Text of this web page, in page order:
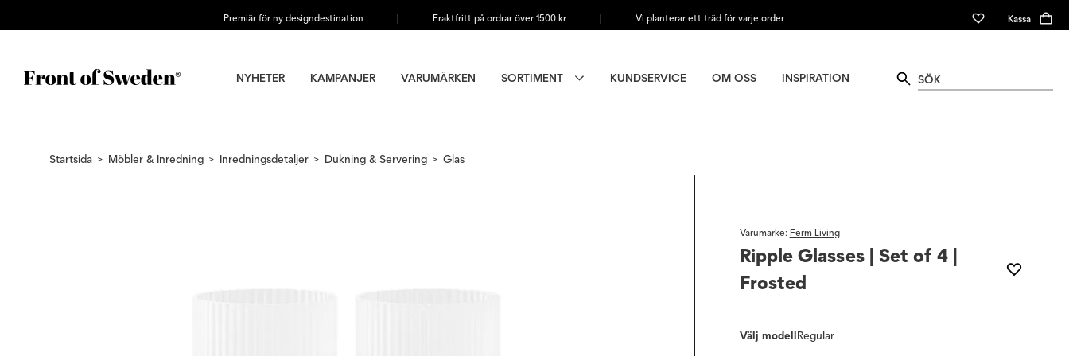
Premiär för ny designdestination | Fraktfritt på ordrar över 1500 kr | Vi planterar ett träd för varje order Kassa
NYHETER KAMPANJER VARUMÄRKEN SORTIMENT KUNDSERVICE OM OSS INSPIRATION
Startsida Möbler & Inredning Inredningsdetaljer Dukning & Servering Glas
Ripple Glasses | Set of 4 |
Frosted
Varumärke: Ferm Living
Välj modell Regular